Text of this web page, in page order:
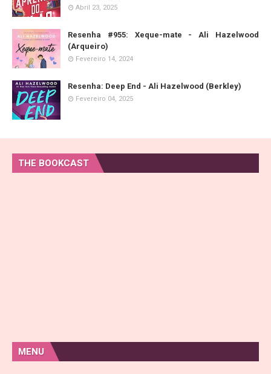
Abril 23, 2025
Resenha #955: Xeque-mate - Ali Hazelwood
(Arqueiro)
Fevereiro 14, 2024
Resenha: Deep End - Ali Hazelwood (Berkley)
Fevereiro 04, 2025
THE BOOKCAST
MENU